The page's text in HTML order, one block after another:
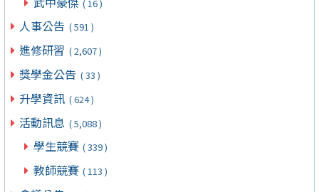
( 16 )
人事公告 ( 591 )
進修研習 ( 2,607 )
獎學金公告 ( 33 )
升學資訊 ( 624 )
活動訊息 ( 5,088 )
學生競賽 ( 339 )
教師競賽 ( 113 )